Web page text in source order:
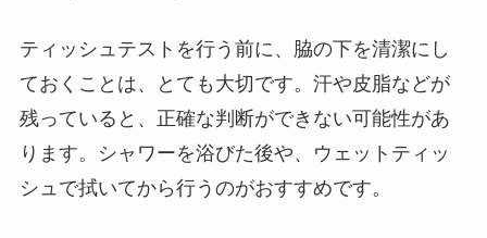
ティッシュテストを行う前に、脇の下を清潔にし
ておくことは、とても大切です。汗や皮脂などが
残っていると、正確な判断ができない可能性があ
ります。シャワーを浴びた後や、ウェットティッ
シュで拭いてから行うのがおすすめです。